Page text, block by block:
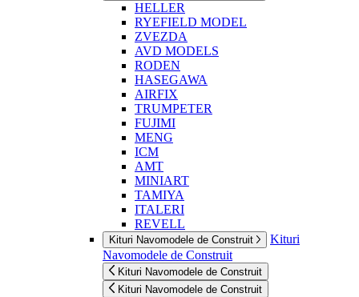
HELLER
RYEFIELD MODEL
ZVEZDA
AVD MODELS
RODEN
HASEGAWA
AIRFIX
TRUMPETER
FUJIMI
MENG
ICM
AMT
MINIART
TAMIYA
ITALERI
REVELL
Kituri Navomodele de Construit
Kituri
Navomodele de Construit
Kituri Navomodele de Construit
Kituri Navomodele de Construit